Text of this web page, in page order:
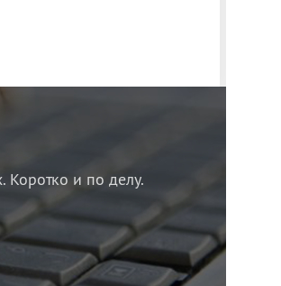
Коротко и по делу.